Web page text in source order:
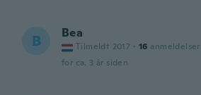
B Bea
Tilmeldt 2017 · 16 anmeldelser
for ca. 3 år siden